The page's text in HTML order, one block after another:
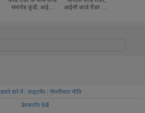
समारोह कुंडी, आईसी
आईसी कार्ड रीडर और
हमारे बारे में| साइटमैप| गोपनीयता नीति
डेस्कटॉप देखें